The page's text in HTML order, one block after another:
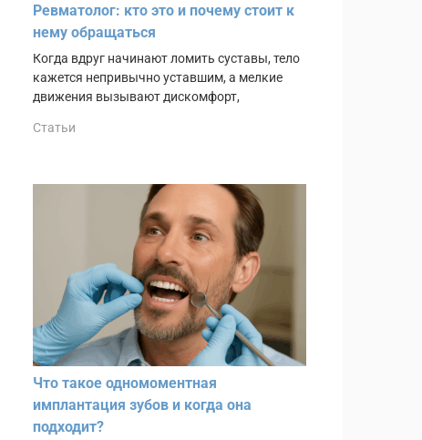
Ревматолог: кто это и почему стоит к
нему обращаться
Когда вдруг начинают ломить суставы, тело
кажется непривычно уставшим, а мелкие
движения вызывают дискомфорт,
Статьи
Что такое одномоментная
имплантация зубов и когда она
подходит?